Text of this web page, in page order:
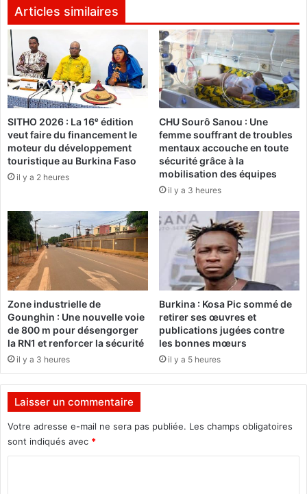
e
«
W
e
n
d
é
»
t
u
F
r
e
e
A
f
r
i
k
é
j
à
p
r
ê
p
o
u
r
e
u
i
v
i
Articles similaires
SITHO 2026 : La 16ᵉ édition
veut faire du financement le
moteur du développement
touristique au Burkina Faso
il y a 2 heures
CHU Sourô Sanou : Une
femme souffrant de troubles
mentaux accouche en toute
sécurité grâce à la
mobilisation des équipes
il y a 3 heures
Zone industrielle de
Gounghin : Une nouvelle voie
de 800 m pour désengorger
la RN1 et renforcer la sécurité
il y a 3 heures
Burkina : Kosa Pic sommé de
retirer ses œuvres et
publications jugées contre
les bonnes mœurs
il y a 5 heures
Laisser un commentaire
Votre adresse e-mail ne sera pas publiée. Les champs obligatoires
sont indiqués avec *